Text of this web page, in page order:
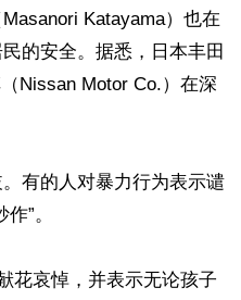
Katayama）也在
的安全。据悉，日本丰田
Nissan Motor Co.）在深
有的人对暴力行为表示谴
”。
花哀悼，并表示无论孩子